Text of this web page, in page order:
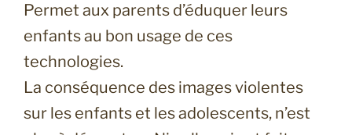
Permet aux parents d’éduquer leurs
enfants au bon usage de ces
technologies.
La conséquence des images violentes
sur les enfants et les adolescents, n’est